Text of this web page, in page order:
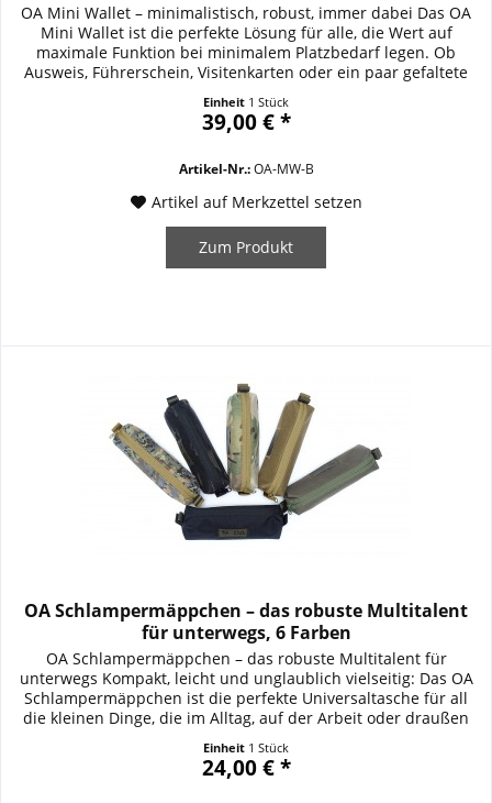
OA Mini Wallet – minimalistisch, robust, immer dabei Das OA
Mini Wallet ist die perfekte Lösung für alle, die Wert auf
maximale Funktion bei minimalem Platzbedarf legen. Ob
Ausweis, Führerschein, Visitenkarten oder ein paar gefaltete
Wesentliche sicher und übersichtlich. Gefertigt aus
hochwertigem Cordura 500D Laminat,...
Einheit 1 Stück
39,00 € *
Artikel-Nr.:OA-MW-B
Artikel auf Merkzettel setzen
Zum Produkt
OA Schlampermäppchen – das robuste Multitalent
für unterwegs, 6 Farben
OA Schlampermäppchen – das robuste Multitalent für
unterwegs Kompakt, leicht und unglaublich vielseitig: Das OA
Schlampermäppchen ist die perfekte Universaltasche für all
die kleinen Dinge, die im Alltag, auf der Arbeit oder draußen
Schreibutensilien, Werkzeug, Munition oder sonstiger
Kleinkram – hier findet alles seinen sicheren...
Einheit 1 Stück
24,00 € *